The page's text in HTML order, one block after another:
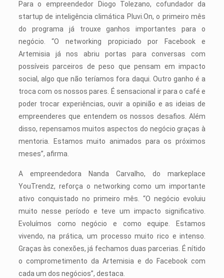
Para o empreendedor Diogo Tolezano, cofundador da
startup de inteligência climática Pluvi.On, o primeiro mês
do programa já trouxe ganhos importantes para o
negócio. “O networking propiciado por Facebook e
Artemisia já nos abriu portas para conversas com
possíveis parceiros de peso que pensam em impacto
social, algo que não teríamos fora daqui. Outro ganho é a
troca com os nossos pares. É sensacional ir para o café e
poder trocar experiências, ouvir a opinião e as ideias de
empreenderes que entendem os nossos desafios. Além
disso, repensamos muitos aspectos do negócio graças à
mentoria. Estamos muito animados para os próximos
meses”, afirma.
A empreendedora Nanda Carvalho, do markeplace
YouTrendz, reforça o networking como um importante
ativo conquistado no primeiro mês. “O negócio evoluiu
muito nesse período e teve um impacto significativo.
Evoluímos como negócio e como equipe. Estamos
vivendo, na prática, um processo muito rico e intenso.
Graças às conexões, já fechamos duas parcerias. É nítido
o comprometimento da Artemisia e do Facebook com
cada um dos negócios”, destaca.